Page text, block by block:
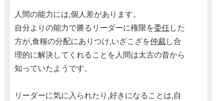
人間の能力には,個人差があります。
自分よりの能力で勝るリーダーに権限を委任した
方が,食糧の分配にありつけ,いざこざを仲裁し合
理的に解決してくれることを人間は太古の昔から
知っていたようです。
リーダーに気に入られたり,好きになることは,自